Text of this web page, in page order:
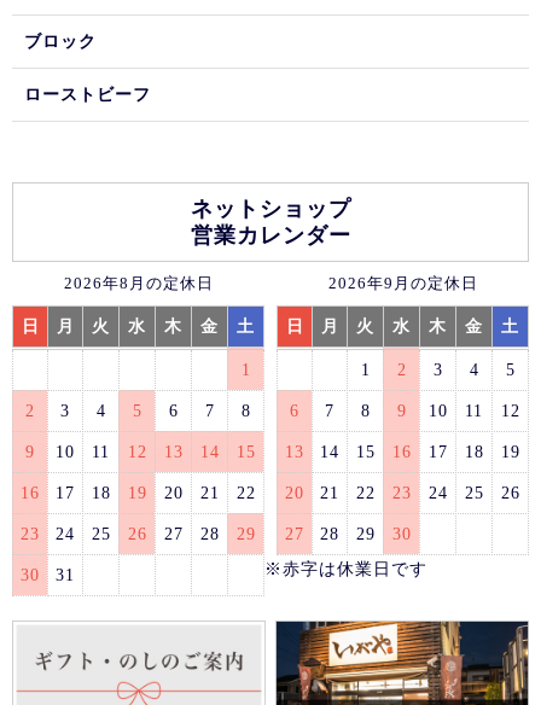
ブロック
ローストビーフ
ネットショップ
営業カレンダー
2026年8月の定休日
日 月 火 水 木 金 土
1
2 3 4 5 6 7 8
9 10 11 12 13 14 15
16 17 18 19 20 21 22
23 24 25 26 27 28 29
30 31
2026年9月の定休日
日 月 火 水 木 金 土
1 2 3 4 5
6 7 8 9 10 11 12
13 14 15 16 17 18 19
20 21 22 23 24 25 26
27 28 29
30
※赤字は休業日です